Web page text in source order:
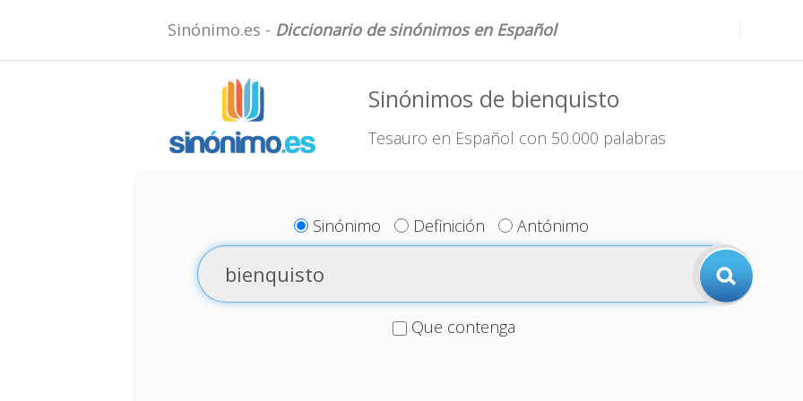
Sinónimo.es - Diccionario de sinónimos en Español
Sinónimos de bienquisto
Tesauro en Español con 50.000 palabras
Sinónimo Definición Antónimo
Que contenga